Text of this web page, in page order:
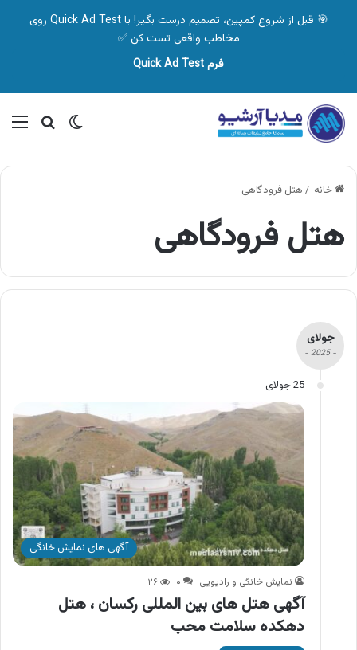
🎯 قبل از شروع کمپین، تصمیم درست بگیر! با Quick Ad Test روی
مخاطب واقعی تست کن ✅
فرم Quick Ad Test
تغییر پوسته
خانه / هتل فرودگاهی
هتل فرودگاهی
جولای
- 2025 -
25 جولای
آگهی های نمایش خانگی
نمایش خانگی و رادیویی ۰ ۲۶
آگهی هتل های بین المللی رکسان ، هتل
دهکده سلامت محب